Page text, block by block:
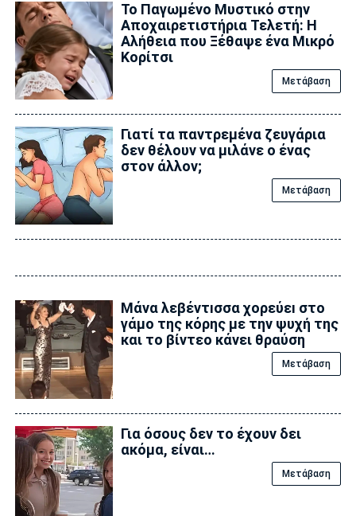
Το Παγωμένο Μυστικό στην
Αποχαιρετιστήρια Τελετή: Η
Αλήθεια που Ξέθαψε ένα Μικρό
Κορίτσι
Μετάβαση
Γιατί τα παντρεμένα ζευγάρια
δεν θέλουν να μιλάνε ο ένας
στον άλλον;
Μετάβαση
Μάνα λεβέντıσσα χορεύεı στο
γάμο της κόρης με την ψυχή της
και το βίντεο κάνει θραύση
Μετάβαση
Για όσους δεν το έχουν δει
ακόμα, είναι…
Μετάβαση